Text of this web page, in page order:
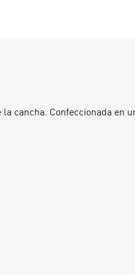
cancha. Confeccionada en